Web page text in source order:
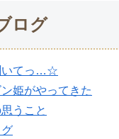
ログ
いてっ…☆
姫がやってきた
思うこと